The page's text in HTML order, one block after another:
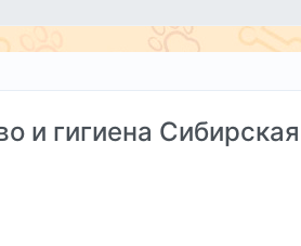
и гигиена